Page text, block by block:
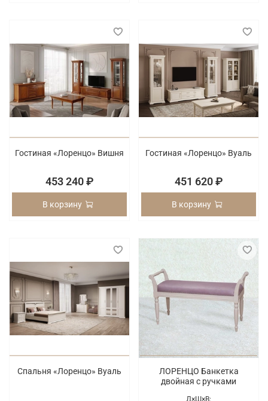
Гостиная «Лоренцо» Вишня
453 240 ₽
В корзину
Гостиная «Лоренцо» Вуаль
451 620 ₽
В корзину
Спальня «Лоренцо» Вуаль
ЛОРЕНЦО Банкетка
двойная с ручками